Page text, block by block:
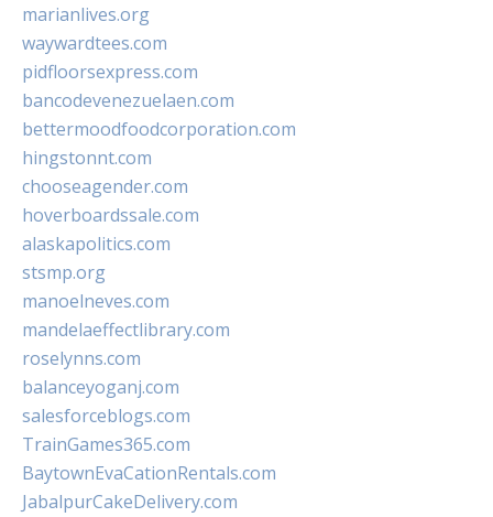
marianlives.org
waywardtees.com
pidfloorsexpress.com
bancodevenezuelaen.com
bettermoodfoodcorporation.com
hingstonnt.com
chooseagender.com
hoverboardssale.com
alaskapolitics.com
stsmp.org
manoelneves.com
mandelaeffectlibrary.com
roselynns.com
balanceyoganj.com
salesforceblogs.com
TrainGames365.com
BaytownEvaCationRentals.com
JabalpurCakeDelivery.com